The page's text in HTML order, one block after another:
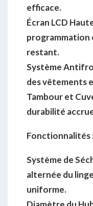
efficace.
Écran LCD
programmation
restant.
Système
des vêtements
Tambour et
durabilité
Fonctionnalités
Système de
alternée du
uniforme.